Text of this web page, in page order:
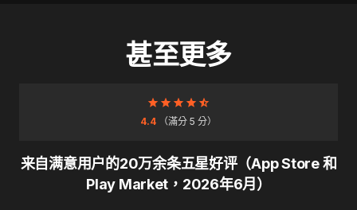
甚至更多
4.4 （滿分 5 分）
来自满意用户的20万余条五星好评（App Store 和
Play Market，2026年6月）